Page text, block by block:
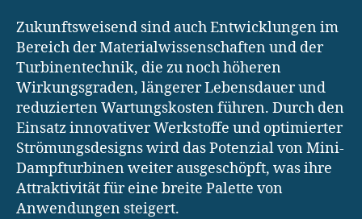
Zukunftsweisend sind auch Entwicklungen im
Bereich der Materialwissenschaften und der
Turbinentechnik, die zu noch höheren
Wirkungsgraden, längerer Lebensdauer und
reduzierten Wartungskosten führen. Durch den
Einsatz innovativer Werkstoffe und optimierter
Strömungsdesigns wird das Potenzial von Mini-
Dampfturbinen weiter ausgeschöpft, was ihre
Attraktivität für eine breite Palette von
Anwendungen steigert.